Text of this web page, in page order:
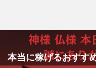
本当に稼げるおすす